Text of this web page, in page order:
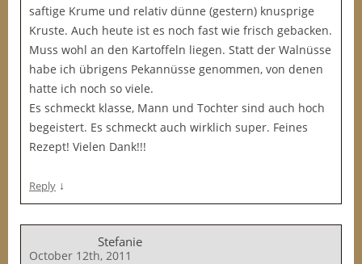
saftige Krume und relativ dünne (gestern) knusprige
Kruste. Auch heute ist es noch fast wie frisch gebacken.
Muss wohl an den Kartoffeln liegen. Statt der Walnüsse
habe ich übrigens Pekannüsse genommen, von denen
hatte ich noch so viele.
Es schmeckt klasse, Mann und Tochter sind auch hoch
begeistert. Es schmeckt auch wirklich super. Feines
Rezept! Vielen Dank!!!
Reply ↓
Stefanie
October 12th, 2011